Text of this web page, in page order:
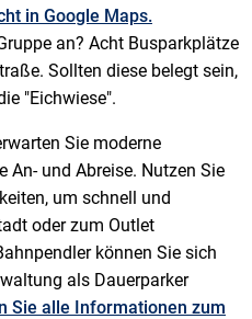
in Google Maps.
an? Acht Busparkplätze
Sollten diese belegt sein,
"Eichwiese".
Sie moderne
An- und Abreise. Nutzen Sie
um schnell und
oder zum Outlet
können Sie sich
als Dauerparker
Sie alle Informationen zum